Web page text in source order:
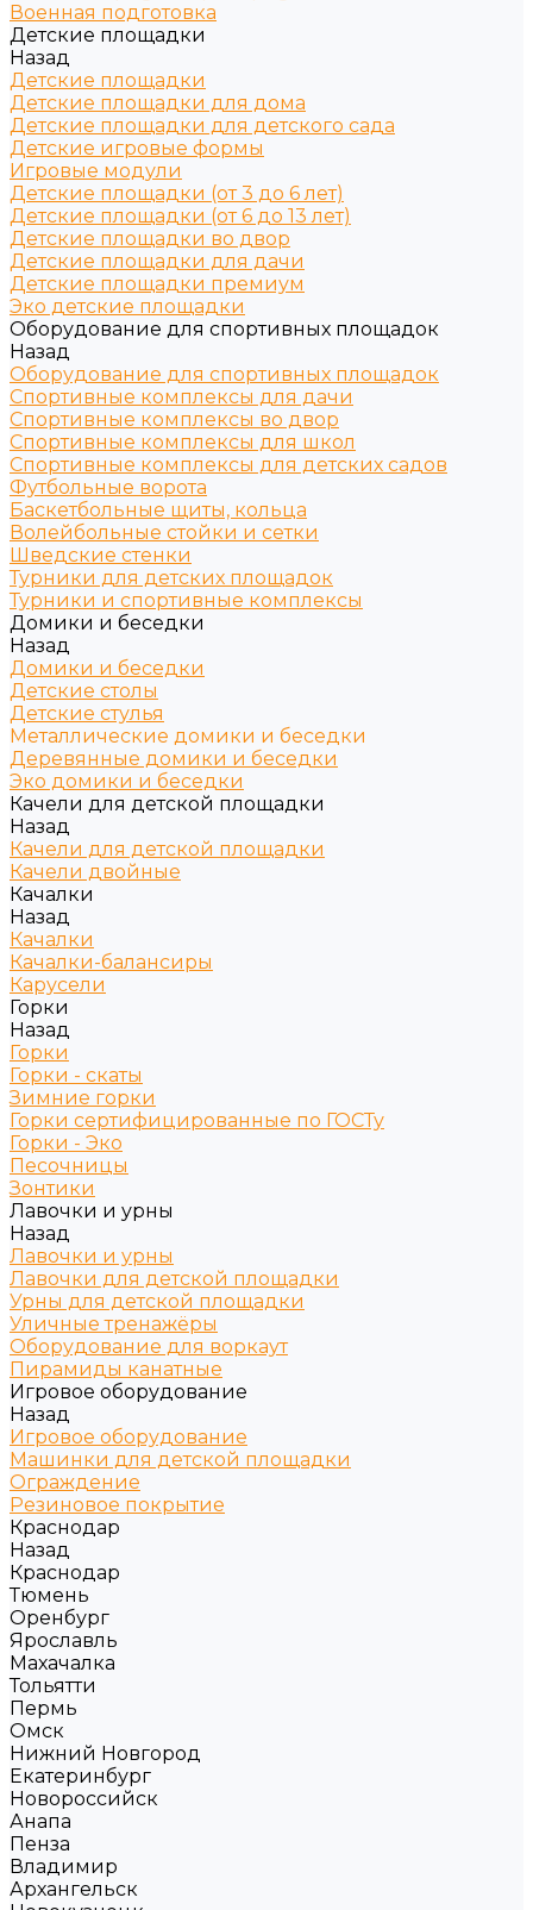
Военная подготовка
Детские площадки
Назад
Детские площадки
Детские площадки для дома
Детские площадки для детского сада
Детские игровые формы
Игровые модули
Детские площадки (от 3 до 6 лет)
Детские площадки (от 6 до 13 лет)
Детские площадки во двор
Детские площадки для дачи
Детские площадки премиум
Эко детские площадки
Оборудование для спортивных площадок
Назад
Оборудование для спортивных площадок
Спортивные комплексы для дачи
Спортивные комплексы во двор
Спортивные комплексы для школ
Спортивные комплексы для детских садов
Футбольные ворота
Баскетбольные щиты, кольца
Волейбольные стойки и сетки
Шведские стенки
Турники для детских площадок
Турники и спортивные комплексы
Домики и беседки
Назад
Домики и беседки
Детские столы
Детские стулья
Металлические домики и беседки
Деревянные домики и беседки
Эко домики и беседки
Качели для детской площадки
Назад
Качели для детской площадки
Качели двойные
Качалки
Назад
Качалки
Качалки-балансиры
Карусели
Горки
Назад
Горки
Горки - скаты
Зимние горки
Горки сертифицированные по ГОСТу
Горки - Эко
Песочницы
Зонтики
Лавочки и урны
Назад
Лавочки и урны
Лавочки для детской площадки
Урны для детской площадки
Уличные тренажёры
Оборудование для воркаут
Пирамиды канатные
Игровое оборудование
Назад
Игровое оборудование
Машинки для детской площадки
Ограждение
Резиновое покрытие
Краснодар
Назад
Краснодар
Тюмень
Оренбург
Ярославль
Махачалка
Тольятти
Пермь
Омск
Нижний Новгород
Екатеринбург
Новороссийск
Анапа
Пенза
Владимир
Архангельск